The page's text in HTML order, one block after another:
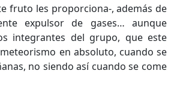
fruto les proporciona-, además de
expulsor de gases… aunque
integrantes del grupo, que este
en absoluto, cuando se
no siendo así cuando se come